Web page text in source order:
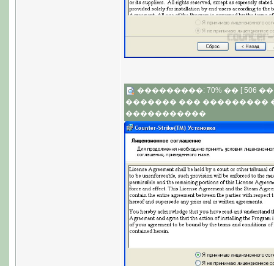
���������: 70% �� [ 506 ��
������� ��� ���������
�����������